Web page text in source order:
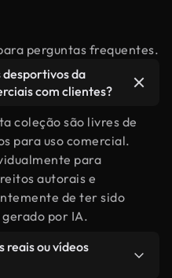
perguntas frequentes.
desportivos da
com clientes?
coleção são livres de
para uso comercial.
para
autorais e
de ter sido
por IA.
reais ou vídeos